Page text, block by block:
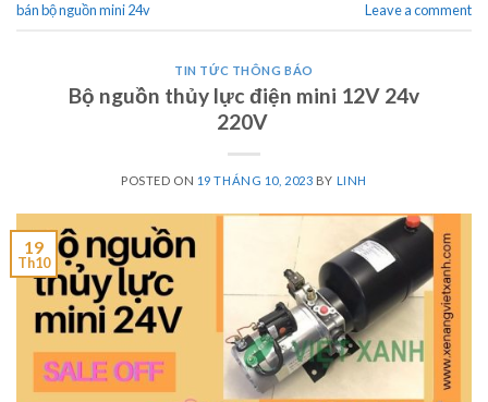
bán bộ nguồn mini 24v
Leave a comment
TIN TỨC THÔNG BÁO
Bộ nguồn thủy lực điện mini 12V 24v
220V
POSTED ON 19 THÁNG 10, 2023 BY LINH
19
Th10